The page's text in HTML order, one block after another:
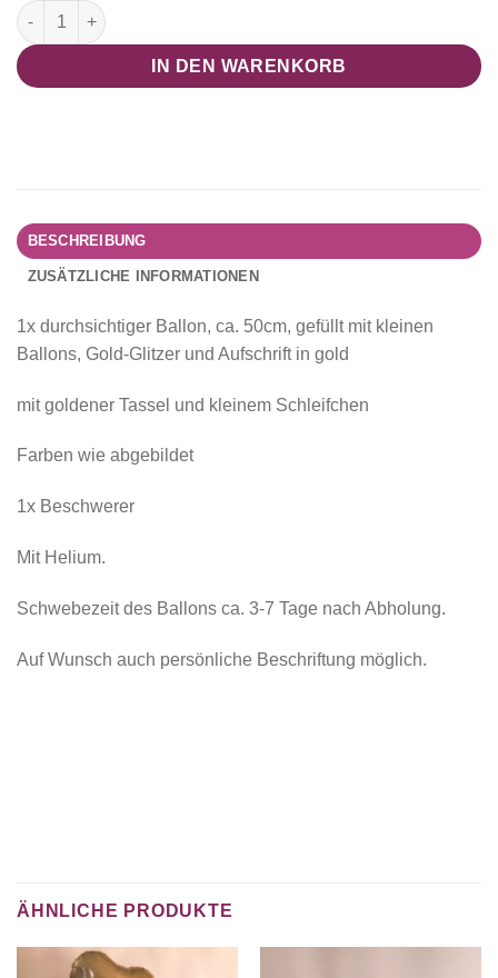
Beschrifteter Ballon "Rosa Wedding" Menge
IN DEN WARENKORB
BESCHREIBUNG
ZUSÄTZLICHE INFORMATIONEN
1x durchsichtiger Ballon, ca. 50cm, gefüllt mit kleinen
Ballons, Gold-Glitzer und Aufschrift in gold
mit goldener Tassel und kleinem Schleifchen
Farben wie abgebildet
1x Beschwerer
Mit Helium.
Schwebezeit des Ballons ca. 3-7 Tage nach Abholung.
Auf Wunsch auch persönliche Beschriftung möglich.
ÄHNLICHE PRODUKTE